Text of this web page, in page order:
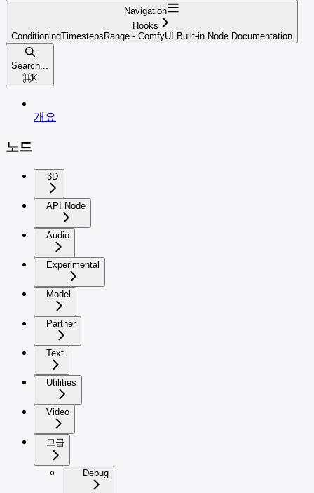
Navigation
Hooks
ConditioningTimestepsRange - ComfyUI Built-in Node Documentation
Search...
⌘K
개요
노드
3D
API Node
Audio
Experimental
Model
Partner
Text
Utilities
Video
고급
Debug